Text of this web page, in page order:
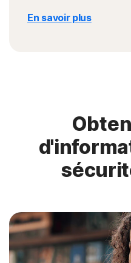
En savoir plus